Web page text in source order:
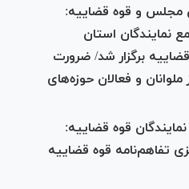
مجلس و قوه قضاییه:
استان‌
برگزار شد/ ضرورت
و فعالان حوزه‌های
قوه قضاییه:
تفاهم‌نامه قوه قضاییه